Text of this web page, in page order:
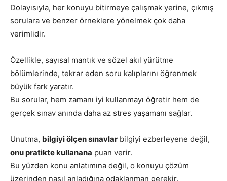
Dolayısıyla, her konuyu bitirmeye çalışmak yerine, çıkmış
sorulara ve benzer örneklere yönelmek çok daha
verimlidir.
Özellikle, sayısal mantık ve sözel akıl yürütme
bölümlerinde, tekrar eden soru kalıplarını öğrenmek
büyük fark yaratır.
Bu sorular, hem zamanı iyi kullanmayı öğretir hem de
gerçek sınav anında daha az stres yaşamanı sağlar.
Unutma, bilgiyi ölçen sınavlar bilgiyi ezberleyene değil,
onu pratikte kullanana puan verir.
Bu yüzden konu anlatımına değil, o konuyu çözüm
üzerinden nasıl anladığına odaklanman gerekir.